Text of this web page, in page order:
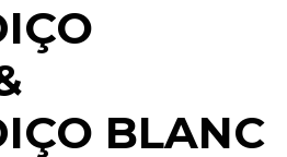
BLANC